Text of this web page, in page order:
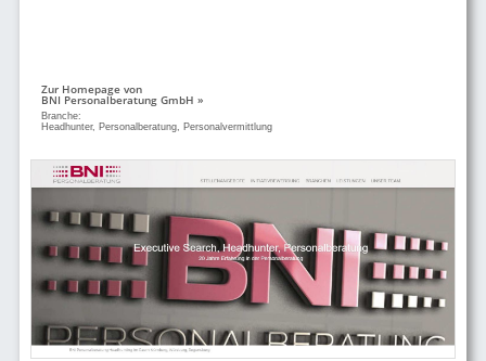
Zur Homepage von
BNI Personalberatung GmbH »
Branche:
Headhunter, Personalberatung, Personalvermittlung